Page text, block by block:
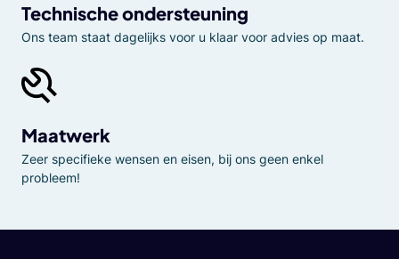
Technische ondersteuning
Ons team staat dagelijks voor u klaar voor advies op maat.
Maatwerk
Zeer specifieke wensen en eisen, bij ons geen enkel
probleem!